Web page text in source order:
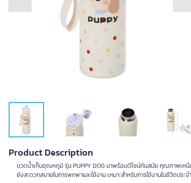
Product Description
ขวดน้ำเก็บอุณหภูมิ รุ่น PUPPY DOG มาพร้อมดีไซน์ทันสมัย คุณภาพเห
ยังสะดวกสบายในการพกพาและใช้งาน เหมาะสำหรับการใช้งานในชีวิตปร